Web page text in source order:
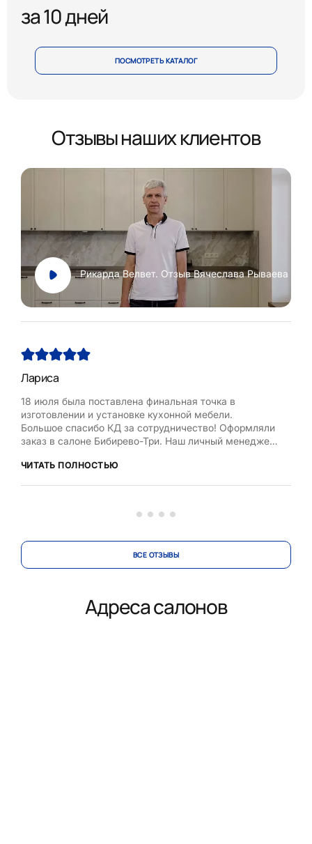
за 10 дней
ПОСМОТРЕТЬ КАТАЛОГ
Отзывы наших клиентов
Рикарда Велвет. Отзыв Вячеслава Рываева
Лариса
18 июля была поставлена финальная точка в
изготовлении и установке кухонной мебели.
Большое спасибо КД за сотрудничество! Оформляли
заказ в салоне Бибирево-Три. Наш личный менеджер
оптимальный проект, исходя из маленькой площади
ЧИТАТЬ ПОЛНОСТЬЮ
ВСЕ ОТЗЫВЫ
Адреса салонов